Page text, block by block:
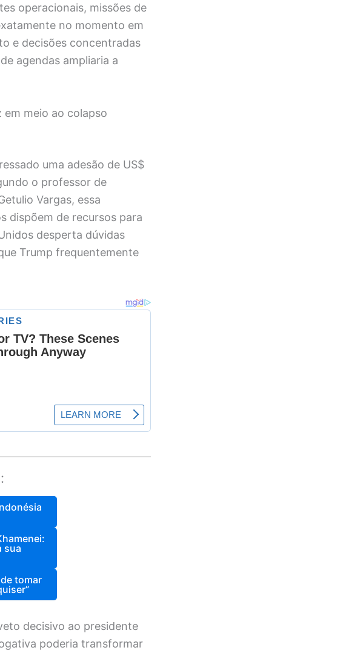
operacionais, missões de
no momento em
e decisões concentradas
agendas ampliaria a
meio ao colapso
uma adesão de US$
o professor de
Vargas, essa
dispõem de recursos para
desperta dúvidas
Trump frequentemente
sua
tomar
decisivo ao presidente
poderia transformar